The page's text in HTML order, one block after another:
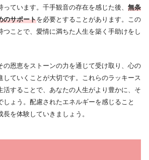
ています。千手観音の存在を感じた後、 無条
のサポートを必要とすることがあります。この
つことで、愛情に満ちた人生を築く手助けをし
の恩恵をストーンの力を通じて受け取り、心の
していくことが大切です。これらのラッキース
活することで、あなたの人生がより豊かに、そ
しょう。配慮されたエネルギーを感じること
を体験していきましょう。